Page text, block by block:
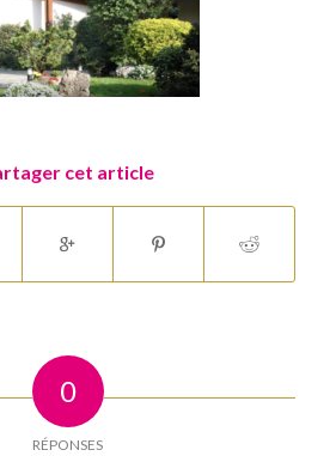
cet article
0
RÉPONSES